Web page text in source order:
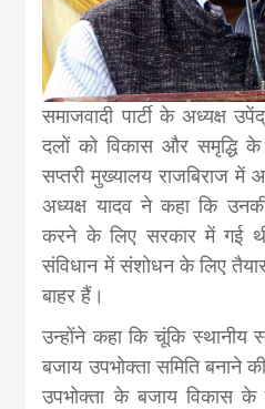
समाजवादी पार्टी के अध्यक्ष
दलों को विकास और समृद्धि के
सप्तरी मुख्यालय राजबिराज में
अध्यक्ष यादव ने कहा कि
करने के लिए सरकार में गई
संविधान में संशोधन के लिए
बाहर हैं।
उन्होंने कहा कि चूंकि स्थानीय
बजाय उपभोक्ता समिति बनाने
उपभोक्ता के बजाय विकास के